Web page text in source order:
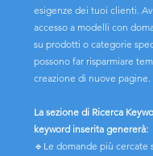
esigenze dei tuoi clienti.
accesso a modelli con
su prodotti o categorie
possono far risparmiare
creazione di nuove pagine.
La sezione di Ricerca
keyword inserita genererà:
🔹Le domande più cercate